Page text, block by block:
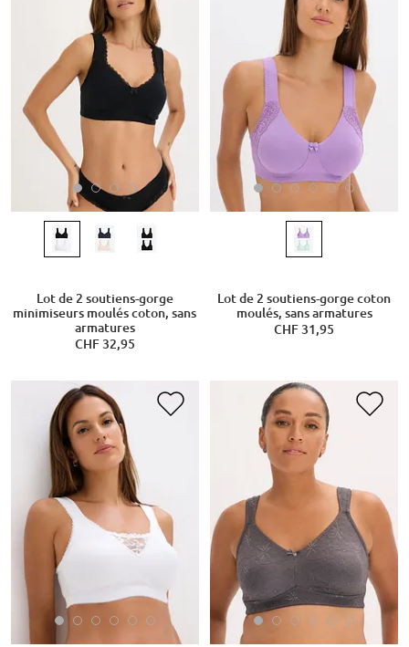
Lot de 2 soutiens-gorge
minimiseurs moulés coton, sans
armatures
CHF 32,95
Lot de 2 soutiens-gorge coton
moulés, sans armatures
CHF 31,95